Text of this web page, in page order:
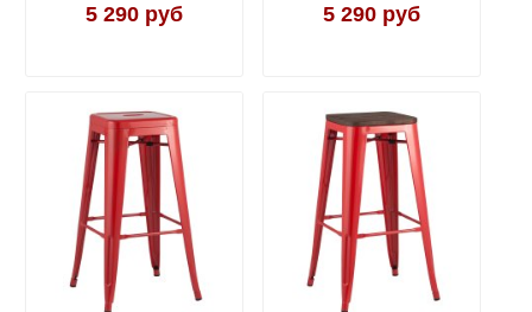
5 290 руб 5 290 руб